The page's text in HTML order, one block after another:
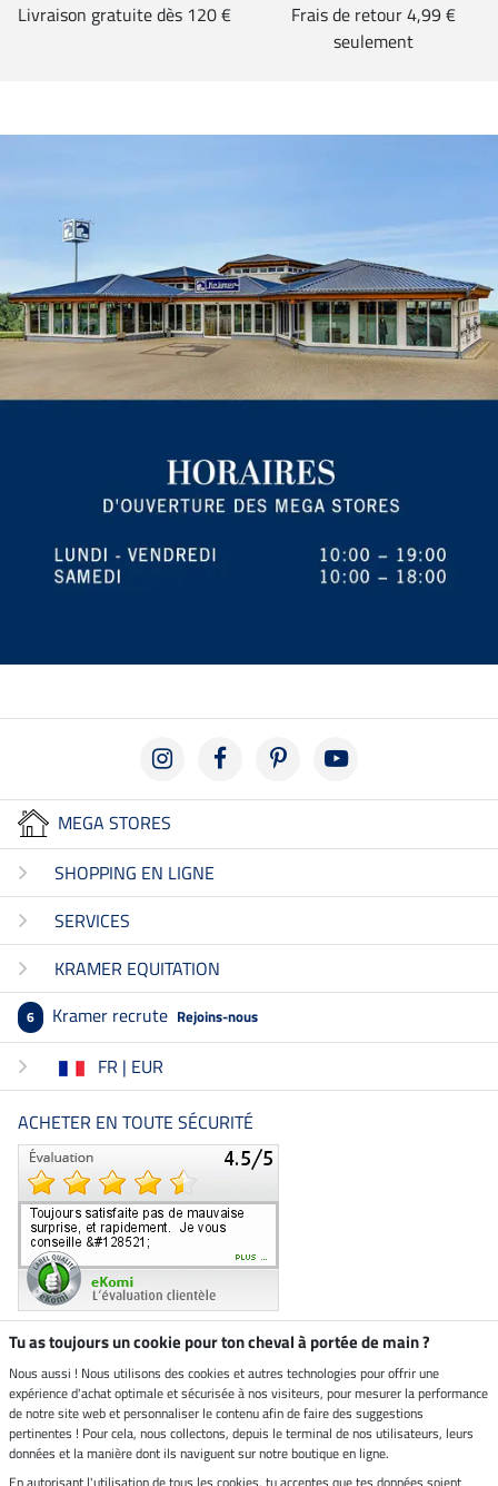
Livraison gratuite dès 120 €
Frais de retour 4,99 €
seulement
MEGA STORES
SHOPPING EN LIGNE
SERVICES
KRAMER EQUITATION
6 Kramer recrute Rejoins-nous
FR | EUR
ACHETER EN TOUTE SÉCURITÉ
Boutique climatiquement
neutre
Livraison par
Tu as toujours un cookie pour ton cheval à portée de main ?
Nous aussi ! Nous utilisons des cookies et autres technologies pour offrir une
expérience d'achat optimale et sécurisée à nos visiteurs, pour mesurer la performance
de notre site web et personnaliser le contenu afin de faire des suggestions
pertinentes ! Pour cela, nous collectons, depuis le terminal de nos utilisateurs, leurs
données et la manière dont ils naviguent sur notre boutique en ligne.